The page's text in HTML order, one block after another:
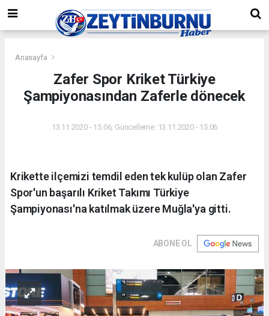
Anasayfa
Zafer Spor Kriket Türkiye
Şampiyonasından Zaferle dönecek
13.11.2020 - 15:06, Güncelleme: 13.11.2020 - 15:06
Krikette ilçemizi temdil eden tek kulüp olan Zafer
Spor'un başarılı Kriket Takımı Türkiye
Şampiyonası'na katılmak üzere Muğla'ya gitti.
ABONE OL